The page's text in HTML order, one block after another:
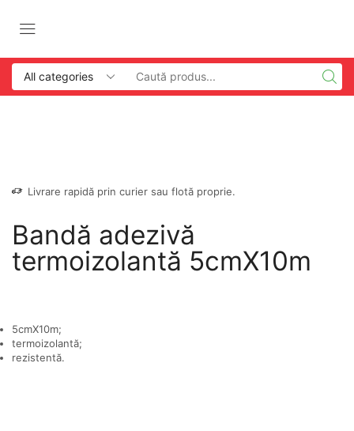
Livrare rapidă prin curier sau flotă proprie.
Bandă adezivă
termoizolantă 5cmX10m
5cmX10m;
termoizolantă;
rezistentă.